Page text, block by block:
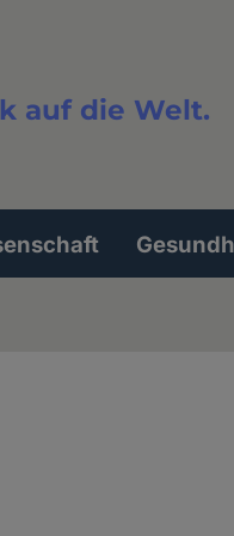
auf die Welt.